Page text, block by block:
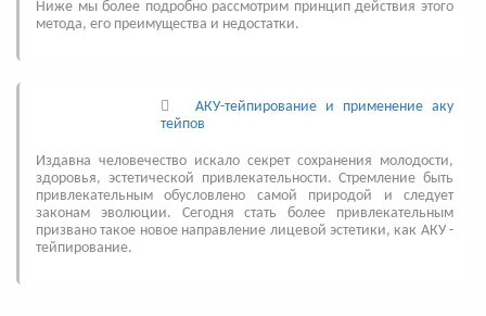
Ниже мы более подробно рассмотрим принцип действия этого
метода, его преимущества и недостатки.
АКУ-тейпирование и применение аку
тейпов
Издавна человечество искало секрет сохранения молодости,
здоровья, эстетической привлекательности. Стремление быть
привлекательным обусловлено самой природой и следует
законам эволюции. Сегодня стать более привлекательным
призвано такое новое направление лицевой эстетики, как АКУ -
тейпирование.